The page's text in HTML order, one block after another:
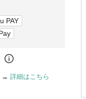
PAY
→ 詳細はこちら